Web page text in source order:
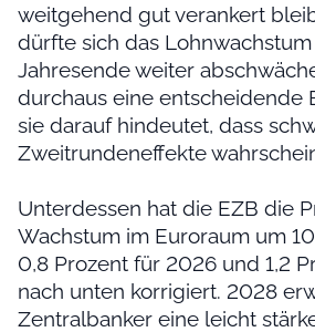
weitgehend gut verankert
dürfte sich das
Jahresende weiter
durchaus eine entscheidende
sie darauf hindeutet, dass
Zweitrundeneffekte
Unterdessen hat die EZB die
Wachstum im Euroraum um
0,8 Prozent für 2026 und 1,2
nach unten korrigiert. 2028
Zentralbanker eine leicht